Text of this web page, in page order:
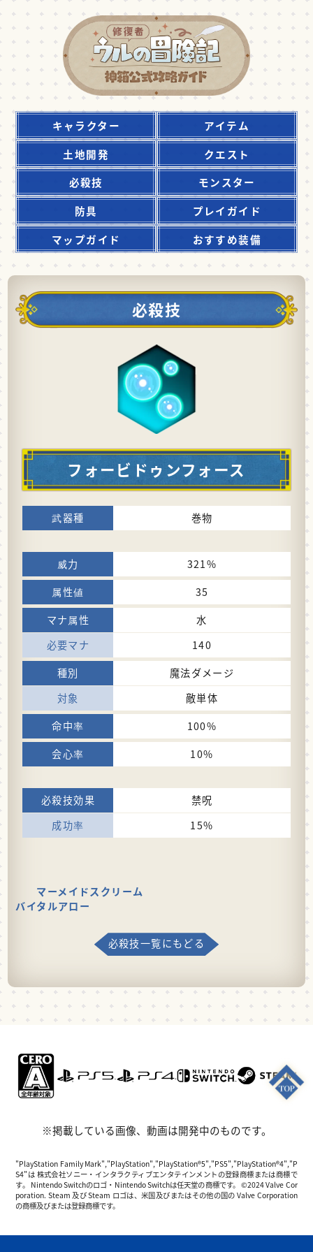
キャラクター
アイテム
土地開発
クエスト
必殺技
モンスター
防具
プレイガイド
マップガイド
おすすめ装備
必殺技
フォービドゥンフォース
巻物
321%
35
水
140
魔法ダメージ
敵単体
100%
10%
禁呪
15%
マーメイドスクリーム
バイタルアロー
必殺技一覧にもどる
※掲載している画像、動画は開発中のものです。
"PlayStation Family Mark","PlayStation","PlayStation®5","PS5","PlayStation®4","P
S4"は 株式会社ソニー・インタラクティブエンタテインメントの登録商標または商標で
す。 Nintendo Switchのロゴ・Nintendo Switchは任天堂の商標です。 ©2024 Valve Cor
poration. Steam 及び Steam ロゴは、米国及びまたはその他の国の Valve Corporation
の商標及びまたは登録商標です。